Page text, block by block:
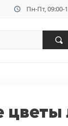
Пн-Пт, 09:00-